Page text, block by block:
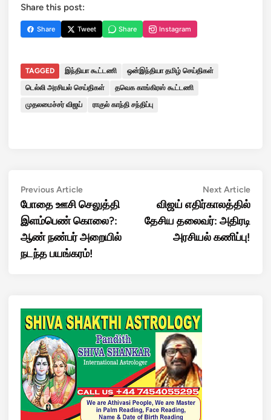
Share this post:
Share Tweet Share Instagram
TAGGED இந்தியா கூட்டணி
ஒன்இந்தியா தமிழ் செய்திகள்
டெல்லி அரசியல் செய்திகள்
தவெக காங்கிரஸ் கூட்டணி
முதலமைச்சர் விஜய்
ராகுல் காந்தி சந்திப்பு
Post
navigation
Previous ArticlePrevious
article:
போதை ஊசி செலுத்தி
இளம்பெண் கொலை?:
ஆண் நண்பர் அறையில்
நடந்த பயங்கரம்!
Next ArticleNext
விஜய் எதிர்காலத்தில்
தேசிய தலைவர்: அதிரடி
அரசியல் கணிப்பு!